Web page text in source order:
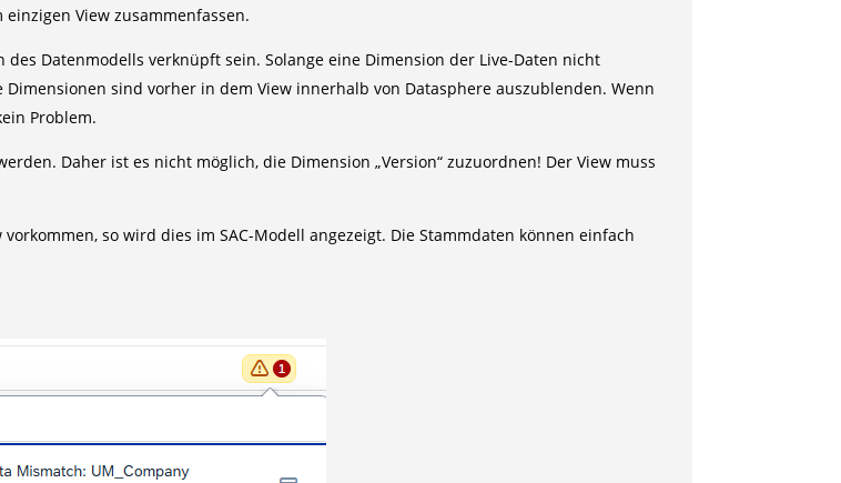
View zusammenfassen.
Datenmodells verknüpft sein. Solange eine Dimension der Live-Daten nicht
sind vorher in dem View innerhalb von Datasphere auszublenden. Wenn
Problem.
Daher ist es nicht möglich, die Dimension „Version“ zuzuordnen! Der View muss
so wird dies im SAC-Modell angezeigt. Die Stammdaten können einfach